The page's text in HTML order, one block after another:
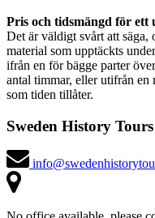
Pris och tidsmängd för ett
Det är väldigt svårt att säga,
material som upptäckts
ifrån en för bägge parter
antal timmar, eller utifrån en
som tiden tillåter.
Sweden History Tours